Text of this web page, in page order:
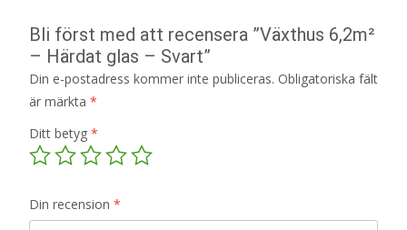
Bli först med att recensera ”Växthus 6,2m²
– Härdat glas – Svart”
Din e-postadress kommer inte publiceras. Obligatoriska fält
är märkta *
Ditt betyg *
Din recension *